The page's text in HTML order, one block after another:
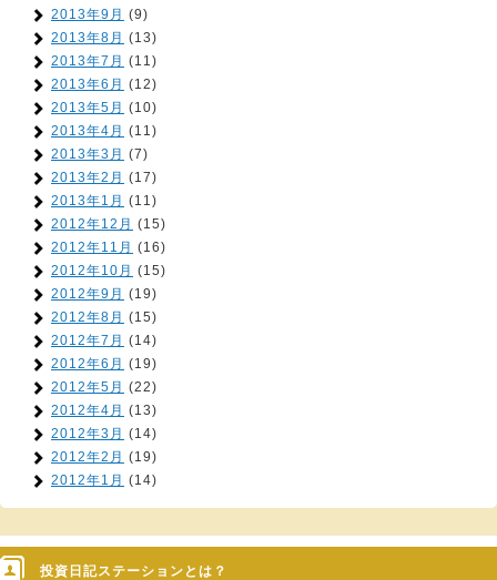
2013年9月 (9)
2013年8月 (13)
2013年7月 (11)
2013年6月 (12)
2013年5月 (10)
2013年4月 (11)
2013年3月 (7)
2013年2月 (17)
2013年1月 (11)
2012年12月 (15)
2012年11月 (16)
2012年10月 (15)
2012年9月 (19)
2012年8月 (15)
2012年7月 (14)
2012年6月 (19)
2012年5月 (22)
2012年4月 (13)
2012年3月 (14)
2012年2月 (19)
2012年1月 (14)
投資日記ステーションとは？